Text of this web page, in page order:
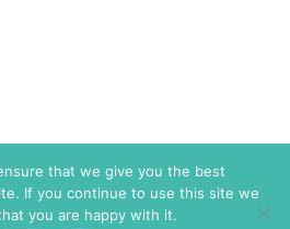
that we give you the best
If you continue to use this site we
you are happy with it.